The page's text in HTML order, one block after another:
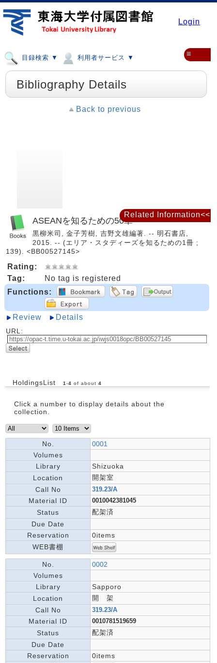
Login
目録検索 ▼ 利用者サービス ▼ ≡
Bibliography Details
Back to previous
ASEANを知るための50章
黒柳米司, 金子芳樹, 吉野文雄編著. -- 明石書店,
2015. -- (エリア・スタディーズを知るための1冊 ;
139). <BB00527145>
Rating:
Tag:
No tag is registered
Functions:
Review Details
URL:
HoldingsList 1 -4 of about 4
Click a number to display details about the
collection.
No.
0001
Volumes
Library
Shizuoka
Location
開架室
Call No
319.23/A
Material ID 0010042381045
Status
配架済
Due Date
Reservation
0items
WEB書棚
No.
0002
Volumes
Library
Sapporo
Location
開 架
Call No
319.23/A
Material ID 0010781519659
Status
配架済
Due Date
Reservation
0items
Related Information<<